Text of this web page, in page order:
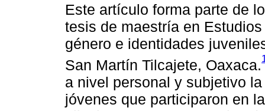
Este artículo forma parte de
tesis de maestría en
género e identidades
San Martín Tilcajete, Oaxaca.
a nivel personal y subjetivo
jóvenes que participaron en